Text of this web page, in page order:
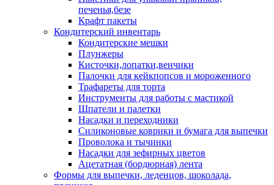
печенья,безе
Крафт пакеты
Кондитерский инвентарь
Кондитерские мешки
Плунжеры
Кисточки,лопатки,венчики
Палочки для кейкпопсов и мороженного
Трафареты для торта
Инструменты для работы с мастикой
Шпатели и палетки
Насадки и переходники
Силиконовые коврики и бумага для выпечки
Проволока и тычинки
Насадки для зефирных цветов
Ацетатная (бордюрная) лента
Формы для выпечки, леденцов, шоколада,